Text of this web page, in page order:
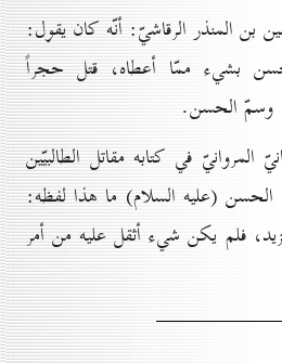
بن المنذر الرقاشيّ: أنّه كان يقول:
بشيء ممّا أعطاه، قتل حجراً
وسمّ الحسن.
المروانيّ في كتابه مقاتل الطالبيّين
(عليه السلام) ما هذا لفظه:
يزيد، فلم يكن شيء أثقل عليه من أمر